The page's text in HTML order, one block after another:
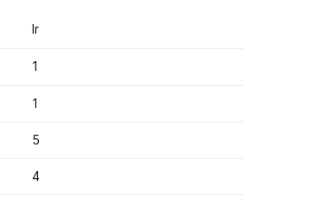
Ir
1
1
5
4